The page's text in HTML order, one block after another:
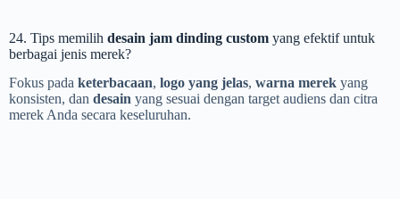
24. Tips memilih desain jam dinding custom yang efektif untuk
berbagai jenis merek?
Fokus pada keterbacaan, logo yang jelas, warna merek yang
konsisten, dan desain yang sesuai dengan target audiens dan citra
merek Anda secara keseluruhan.